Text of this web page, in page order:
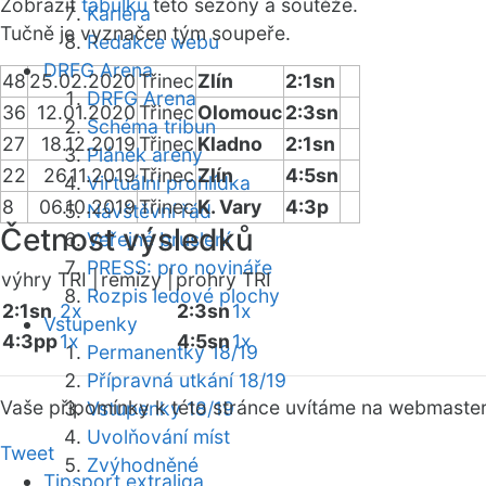
Kariéra
Redakce webu
DRFG Arena
DRFG Arena
Schéma tribun
Plánek areny
Virtuální prohlídka
Návštěvní řád
Veřejné bruslení
PRESS: pro novináře
Rozpis ledové plochy
Vstupenky
Permanentky 18/19
Přípravná utkání 18/19
Vstupenky 18/19
Uvolňování míst
Zvýhodněné
Zobrazit tabulku této sezóny a soutěže.
Tučně je vyznačen tým soupeře.
4825.02.2020Třinec Zlín
2:1sn
36 12.01.2020TřinecOlomouc2:3sn
27
18.12.2019Třinec Kladno
2:1sn
22
26.11.2019TřinecZlín
4:5sn
8
06.10.2019TřinecK. Vary 4:3p
Četnost výsledků
výhry TRI | remízy |prohry TRI
2:1sn 2x
4:3pp1x
2:3sn1x
4:5sn1x
Vaše připomínky k této stránce uvítáme na webmaster
Tweet
Tipsport extraliga